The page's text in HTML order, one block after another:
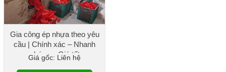
Gia công ép nhựa theo yêu
cầu | Chính xác – Nhanh
chóng – Giá tốt
Giá gốc: Liên hệ